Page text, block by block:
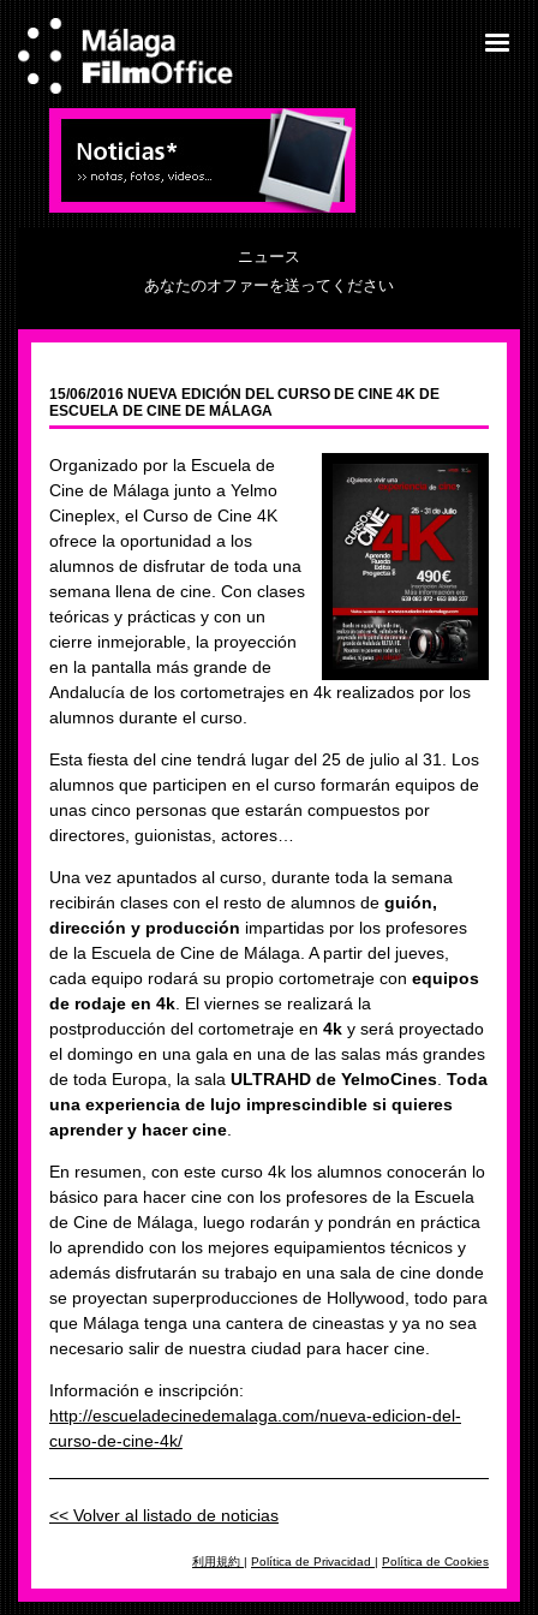
ニュース
あなたのオファーを送ってください
15/06/2016 NUEVA EDICIÓN DEL CURSO DE CINE 4K DE
ESCUELA DE CINE DE MÁLAGA
Organizado por la Escuela de
Cine de Málaga junto a Yelmo
Cineplex, el Curso de Cine 4K
ofrece la oportunidad a los
alumnos de disfrutar de toda una
semana llena de cine. Con clases
teóricas y prácticas y con un
cierre inmejorable, la proyección
en la pantalla más grande de
Andalucía de los cortometrajes en 4k realizados por los
alumnos durante el curso.
Esta fiesta del cine tendrá lugar del 25 de julio al 31. Los
alumnos que participen en el curso formarán equipos de
unas cinco personas que estarán compuestos por
directores, guionistas, actores…
Una vez apuntados al curso, durante toda la semana
recibirán clases con el resto de alumnos de guión,
dirección y producción impartidas por los profesores
de la Escuela de Cine de Málaga. A partir del jueves,
cada equipo rodará su propio cortometraje con equipos
de rodaje en 4k . El viernes se realizará la
postproducción del cortometraje en 4k y será proyectado
el domingo en una gala en una de las salas más grandes
de toda Europa, la sala ULTRAHD de YelmoCines Toda
una experiencia de lujo imprescindible si quieres
aprender y hacer cine
En resumen, con este curso 4k los alumnos conocerán lo
básico para hacer cine con los profesores de la Escuela
de Cine de Málaga, luego rodarán y pondrán en práctica
lo aprendido con los mejores equipamientos técnicos y
además disfrutarán su trabajo en una sala de cine donde
se proyectan superproducciones de Hollywood, todo para
que Málaga tenga una cantera de cineastas y ya no sea
necesario salir de nuestra ciudad para hacer cine.
Información e inscripción:
http://escueladecinedemalaga.com/nueva-edicion-del-
curso-de-cine-4k/
<< Volver al listado de noticias
利用規約 | Política de Privacidad | Política de Cookies